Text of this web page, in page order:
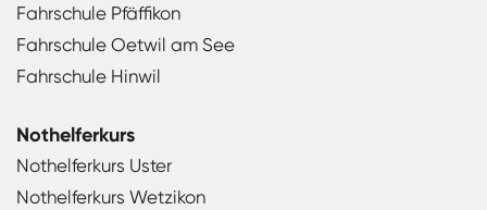
Fahrschule Pfäffikon
Fahrschule Oetwil am See
Fahrschule Hinwil
Nothelferkurs
Nothelferkurs Uster
Nothelferkurs Wetzikon